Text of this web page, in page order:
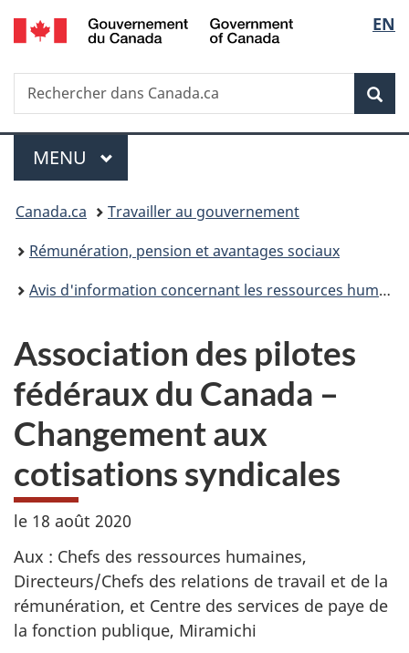
Passer
au
principal
Passer
à
Au
du
Passer
à
version
simplifiée
de
la
EN
Recherche
Rechercher
dans
Menu
MENU PRINCIPAL
Vous
êtes
ici :
Canada.ca
Travailler au gouvernement
Rémunération, pension et avantages sociaux
Avis d'information concernant les ressources humaines
Association des pilotes
fédéraux du Canada –
Changement aux
cotisations syndicales
le 18 août 2020
Aux : Chefs des ressources humaines,
Directeurs/Chefs des relations de travail et de la
rémunération, et Centre des services de paye de
la fonction publique, Miramichi